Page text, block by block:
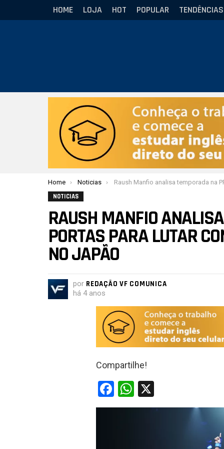
HOME LOJA HOT POPULAR TENDÊNCIAS
Você está aqui:
Home Noticias Raush Manfio analisa temporada na PFL e abre portas para lutar contra campeão do Rizen, no
NOTICIAS
RAUSH MANFIO
PORTAS PARA LUTAR
NO JAPÃO
por REDAÇÃO VF COMUNICA
há 4 anos
Compartilhe!
F
a
W
h